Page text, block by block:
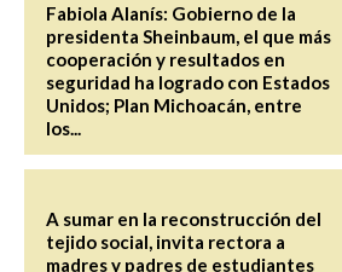
Fabiola Alanís: Gobierno de la
presidenta Sheinbaum, el que más
cooperación y resultados en
seguridad ha logrado con Estados
Unidos; Plan Michoacán, entre
los...
A sumar en la reconstrucción del
tejido social, invita rectora a
madres y padres de estudiantes